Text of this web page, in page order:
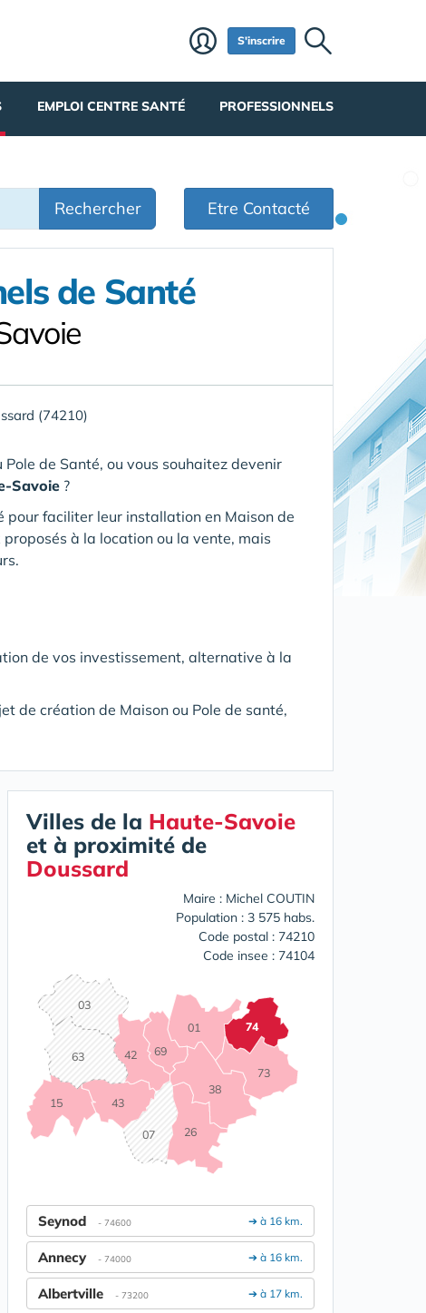
S'inscrire
EMPLOI CENTRE SANTÉ PROFESSIONNELS
Rechercher Etre Contacté
de Santé
(74210)
de Santé, ou vous souhaitez devenir
Savoie ?
pour faciliter leur installation en Maison de
à la location ou la vente, mais
de vos investissement, alternative à la
de création de Maison ou Pole de santé,
Villes de la Haute-Savoie
et à proximité de
Doussard
Maire : Michel COUTIN
Population : 3 575 habs.
Code postal : 74210
Code insee : 74104
01
03
07
15
26
38
42
43
63 69
73
74
➔ à 16 km.
Seynod - 74600
➔ à 16 km.
Annecy - 74000
➔ à 17 km.
Albertville - 73200